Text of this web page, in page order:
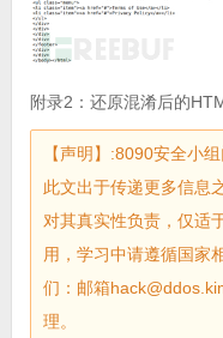
附录2：还原混淆后的
【声明】:8090安全小
此文出于传递更多信息
对其真实性负责，仅适
用，学习中请遵循国家
们：邮箱
理。